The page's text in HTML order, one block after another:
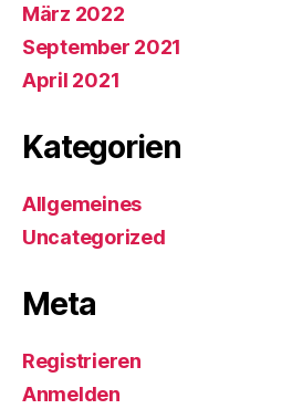
März 2022
September 2021
April 2021
Kategorien
Allgemeines
Uncategorized
Meta
Registrieren
Anmelden